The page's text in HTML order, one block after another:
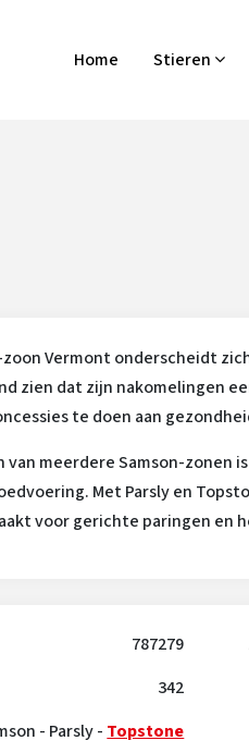
Home Stieren
zoon Vermont onderscheidt
zien dat zijn nakomelingen
te doen aan
meerdere Samson-zonen
Met Parsly en
voor gerichte paringen en
787279
342
- Parsly- Topstone